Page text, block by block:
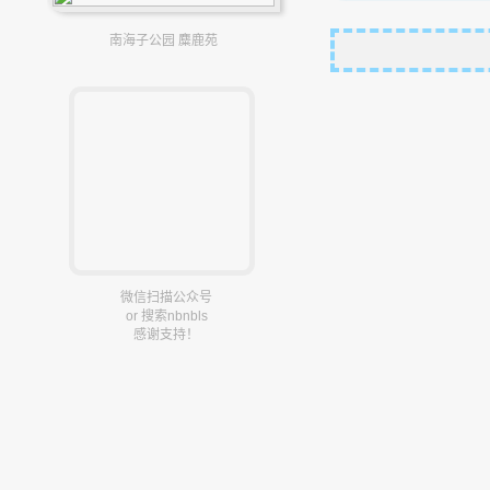
南海子公园 麋鹿苑
微信扫描公众号
or 搜索nbnbls
感谢支持！